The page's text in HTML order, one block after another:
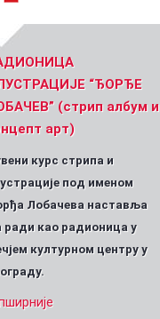
“ЂОРЂЕ
(стрип албум и
арт)
курс стрипа и
под именом
Лобачева наставља
ради као радионица у
културном центру у